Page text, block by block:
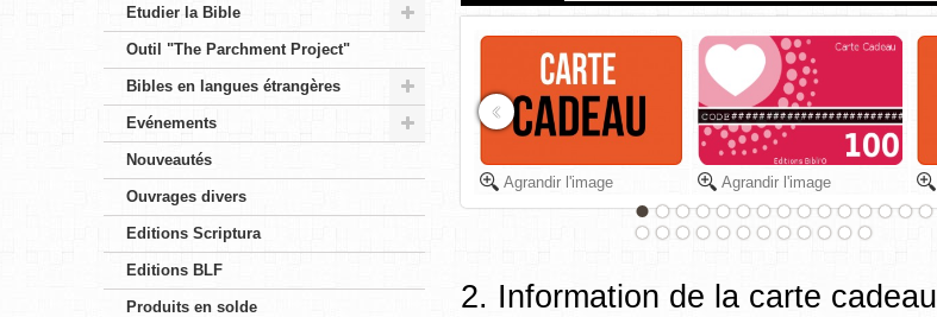
Etudier la Bible
Outil "The Parchment Project"
Bibles en langues étrangères
Evénements
Nouveautés
Ouvrages divers
Editions Scriptura
Editions BLF
Produits en solde
Agrandir l'image Agrandir l'image
‹
2. Information de la carte cadeau